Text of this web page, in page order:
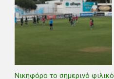
Νικηφόρο το σημερινό φιλικό